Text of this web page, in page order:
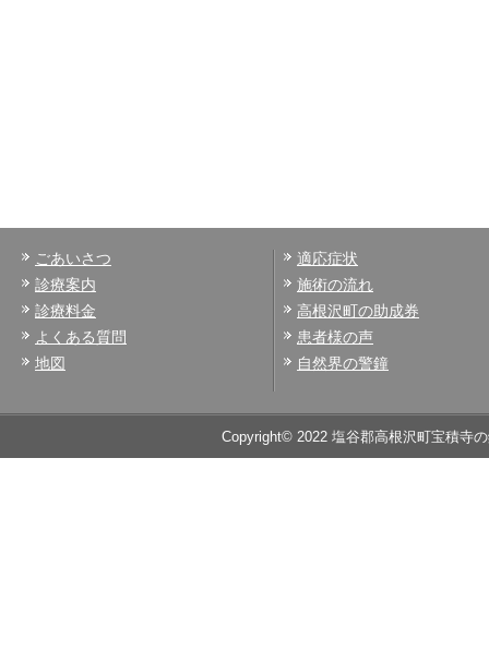
ごあいさつ
診療案内
診療料金
よくある質問
地図
適応症状
施術の流れ
高根沢町の助成券
患者様の声
自然界の警鐘
Copyright© 2022 塩谷郡高根沢町宝積寺